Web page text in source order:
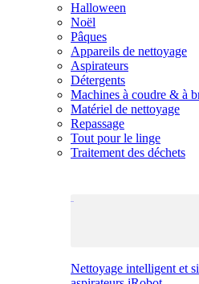
Halloween
Noël
Pâques
Appareils de nettoyage
Aspirateurs
Détergents
Machines à coudre & à
Matériel de nettoyage
Repassage
Tout pour le linge
Traitement des déchets
Nettoyage intelligent et